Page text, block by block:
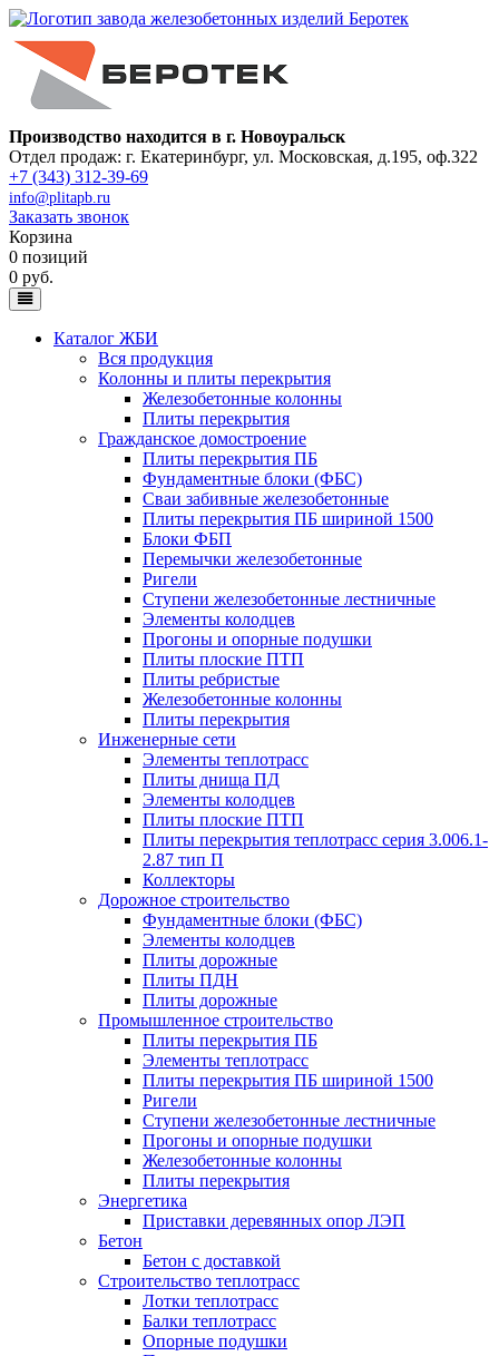
Производство находится в г. Новоуральск
Отдел продаж: г. Екатеринбург, ул. Московская, д.195, оф.322
+7 (343) 312-39-69
info@plitapb.ru
Заказать звонок
Корзина
0 позиций
0 руб.
Каталог ЖБИ
Вся продукция
Колонны и плиты перекрытия
Железобетонные колонны
Плиты перекрытия
Гражданское домостроение
Плиты перекрытия ПБ
Фундаментные блоки (ФБС)
Сваи забивные железобетонные
Плиты перекрытия ПБ шириной 1500
Блоки ФБП
Перемычки железобетонные
Ригели
Ступени железобетонные лестничные
Элементы колодцев
Прогоны и опорные подушки
Плиты плоские ПТП
Плиты ребристые
Железобетонные колонны
Плиты перекрытия
Инженерные сети
Элементы теплотрасс
Плиты днища ПД
Элементы колодцев
Плиты плоские ПТП
Плиты перекрытия теплотрасс серия 3.006.1-
2.87 тип П
Коллекторы
Дорожное строительство
Фундаментные блоки (ФБС)
Элементы колодцев
Плиты дорожные
Плиты ПДН
Плиты дорожные
Промышленное строительство
Плиты перекрытия ПБ
Элементы теплотрасс
Плиты перекрытия ПБ шириной 1500
Ригели
Ступени железобетонные лестничные
Прогоны и опорные подушки
Железобетонные колонны
Плиты перекрытия
Энергетика
Приставки деревянных опор ЛЭП
Бетон
Бетон с доставкой
Строительство теплотрасс
Лотки теплотрасс
Балки теплотрасс
Опорные подушки